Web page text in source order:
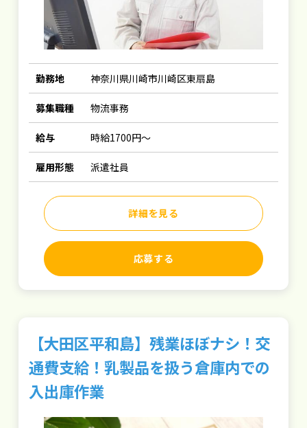
勤務地 神奈川県川崎市川崎区東扇島
募集職種 物流事務
給与 時給1700円～
雇用形態 派遣社員
詳細を見る
応募する
【大田区平和島】残業ほぼナシ！交
通費支給！乳製品を扱う倉庫内での
入出庫作業